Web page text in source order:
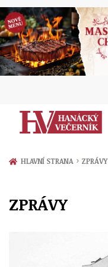
Zprávy
Politika
Kultura
HLAVNÍ STRANA › ZPRÁVY
ZPRÁVY